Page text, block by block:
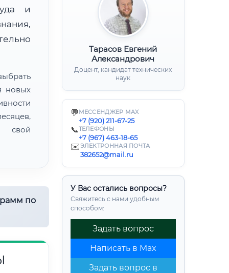
Тарасов Евгений
Александрович
Доцент, кандидат технических
наук
💬 МЕССЕНДЖЕР MAX
+7 (920) 211-67-25
📞ТЕЛЕФОНЫ
+7 (967) 463-18-65
✉️ЭЛЕКТРОННАЯ ПОЧТА
382652@mail.ru
У Вас остались вопросы?
Свяжитесь с нами удобным
способом:
Задать вопрос
Написать в Max
Задать вопрос в
и
новых
свой
по